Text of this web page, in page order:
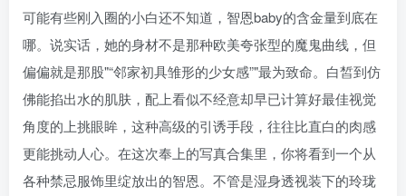
可能有些刚入圈的小白还不知道，智恩baby的含金量到底在
哪。说实话，她的身材不是那种欧美夸张型的魔鬼曲线，但
偏偏就是那股 “邻家初具雏形的少女感” 最为致命。白皙到仿
佛能掐出水的肌肤，配上看似不经意却早已计算好最佳视觉
角度的上挑眼眸，这种高级的引诱手段，往往比直白的肉感
更能挑动人心。在这次奉上的写真合集里，你将看到一个从
各种禁忌服饰里绽放出的智恩。不管是湿身透视装下的玲珑